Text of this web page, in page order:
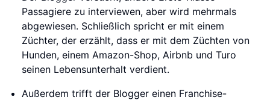
Passagiere zu interviewen, aber wird mehrmals
abgewiesen. Schließlich spricht er mit einem
Züchter, der erzählt, dass er mit dem Züchten von
Hunden, einem Amazon-Shop, Airbnb und Turo
seinen Lebensunterhalt verdient.
Außerdem trifft der Blogger einen Franchise-